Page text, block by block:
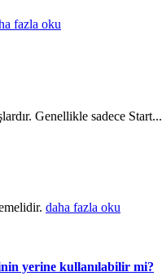
fazla oku
Genellikle sadece Start...
daha fazla oku
yerine kullanılabilir mi?